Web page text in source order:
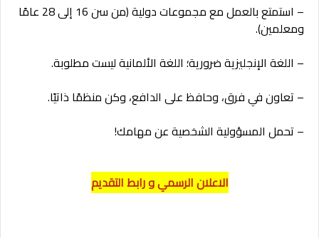
– استمتع بالعمل مع مجموعات دولية (من سن 16 إلى 28 عامًا
ومعلمين).
– اللغة الإنجليزية ضرورية؛ اللغة الألمانية ليست مطلوبة.
– تعاون في فرق، وحافظ على الدافع، وكن منظمًا ذاتيًا.
– تحمل المسؤولية الشخصية عن مهامك!
الاعلان الرسمي و رابط التقديم